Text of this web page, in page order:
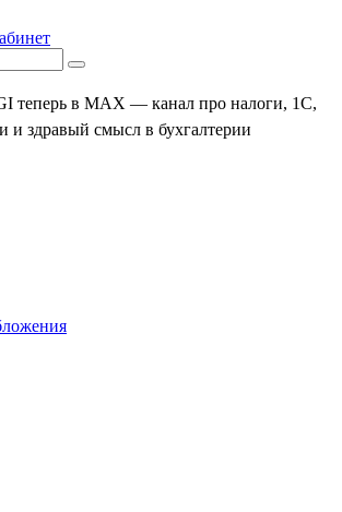
теперь в MAX — канал про налоги, 1С,
и здравый смысл в бухгалтерии